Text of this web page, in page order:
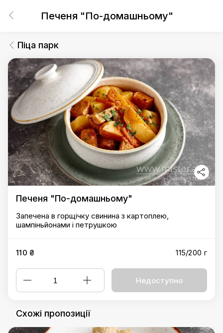
Печеня "По-домашньому"
Піца парк
Печеня "По-домашньому"
Запечена в горщічку свинина з картоплею,
шампіньйонами і петрушкою
110 ₴ 115/200 г
Недоступно
Схожі пропозиції